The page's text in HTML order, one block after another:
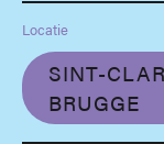
Locatie
SINT-
BRUGGE